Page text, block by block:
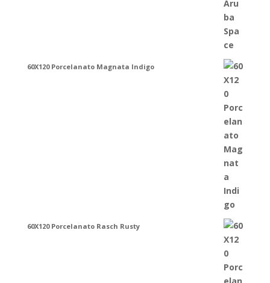
60X120 Porcelanato Magnata Indigo
60X120 Porcelanato Rasch Rusty